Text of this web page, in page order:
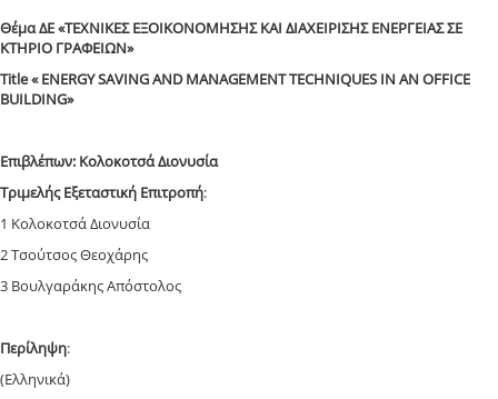
Θέμα ΔE «ΤΕΧΝΙΚΕΣ ΕΞΟΙΚΟΝΟΜΗΣΗΣ ΚΑΙ ΔΙΑΧΕΙΡΙΣΗΣ ΕΝΕΡΓΕΙΑΣ ΣΕ
ΚΤΗΡΙΟ ΓΡΑΦΕΙΩΝ»
Title « ENERGY SAVING AND MANAGEMENT TECHNIQUES IN AN OFFICE
BUILDING»
Επιβλέπων: Κολοκοτσά Διονυσία
Τριμελής Εξεταστική Επιτροπή:
1 Κολοκοτσά Διονυσία
2 Τσούτσος Θεοχάρης
3 Βουλγαράκης Απόστολος
Περίληψη:
(Ελληνικά)